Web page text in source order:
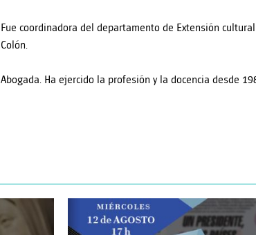
Fue coordinadora del departamento de Extensión
Colón.
Abogada. Ha ejercido la profesión y la docencia desde